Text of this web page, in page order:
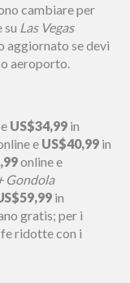
cambiare per
su Las Vegas
aggiornato se devi
aeroporto.
US$34,99in
e US$40,99in
online e
Gondola
in
gratis; per i
ridotte con i